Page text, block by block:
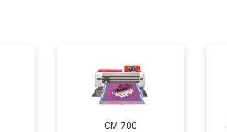
от 3900 ₽
CM 700